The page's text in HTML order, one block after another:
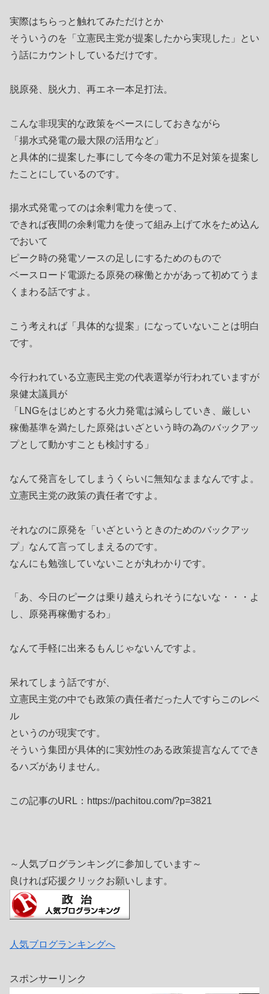
実際はちらっと触れてみただけとか
そういうのを「立憲民主党が提案したから実現した」とい
う話にカウントしているだけです。
脱原発、脱火力、再エネ一本足打法。
こんな非現実的な政策をベースにしておきながら
「揚水式発電の最大限の活用など」
と具体的に提案した事にして今冬の電力不足対策を提案し
たことにしているのです。
揚水式発電ってのは余剰電力を使って、
できれば夜間の余剰電力を使って組み上げて水をため込ん
でおいて
ピーク時の発電ソースの足しにするためのもので
ベースロード電源たる原発の稼働とかがあって初めてうま
くまわる話ですよ。
こう考えれば「具体的な提案」になっていないことは明白
です。
今行われている立憲民主党の代表選挙が行われていますが
泉健太議員が
「LNGをはじめとする火力発電は減らしていき、厳しい
稼働基準を満たした原発はいざという時の為のバックアッ
プとして動かすことも検討する」
なんて発言をしてしまうくらいに無知なままなんですよ。
立憲民主党の政策の責任者ですよ。
それなのに原発を「いざというときのためのバックアッ
プ」なんて言ってしまえるのです。
なんにも勉強していないことが丸わかりです。
「あ、今日のピークは乗り越えられそうにないな・・・よ
し、原発再稼働するわ」
なんて手軽に出来るもんじゃないんですよ。
呆れてしまう話ですが、
立憲民主党の中でも政策の責任者だった人ですらこのレベ
ル
というのが現実です。
そういう集団が具体的に実効性のある政策提言なんてでき
るハズがありません。
この記事のURL：https://pachitou.com/?p=3821
～人気ブログランキングに参加しています～
良ければ応援クリックお願いします。
人気ブログランキングへ
スポンサーリンク